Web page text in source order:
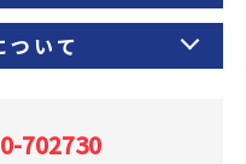
ついて
702730